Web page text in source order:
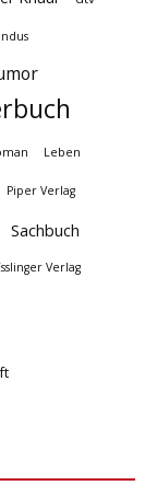
Leben
Piper Verlag
Sachbuch
Verlag